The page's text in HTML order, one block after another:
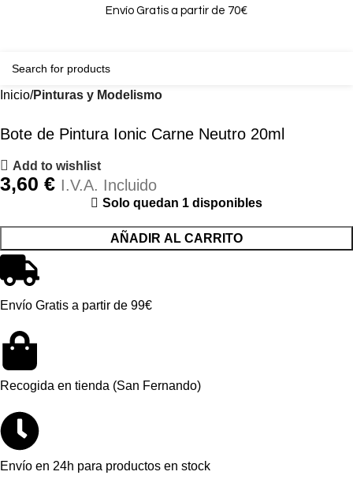
Envío Gratis a partir de 70€
Inicio Pinturas y Modelismo
Bote de Pintura Ionic Carne Neutro 20ml
Add to wishlist
3,60 € I.V.A. Incluido
Solo quedan 1 disponibles
AÑADIR AL CARRITO
Envío Gratis a partir de 99€
Recogida en tienda (San Fernando)
Envío en 24h para productos en stock